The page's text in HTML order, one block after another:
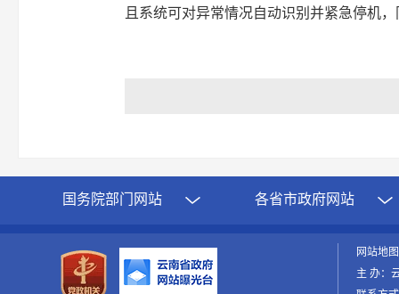
且系统可对异常情况自动识别并紧急停机
国务院部门网站 各省市政府网站
网站地
主 办：